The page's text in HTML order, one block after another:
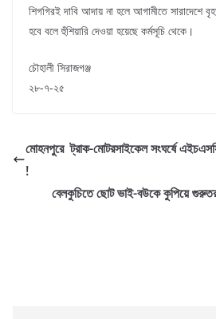
শিগগিরই দাবি আদায় না হলে আগামীতে সারাদেশে
হবে বলে হুঁশিয়ারি দেওয়া হয়েছে কর্মসূচি থেকে।
চৌহালী সিরাজগঞ্জ
২৮-৭-২৫
মোহনপুরে ট্রাক-মোটরসাইকেল সংঘর্ষে এইচএসসি
!
বেলকুচিতে ছোট ভাই-বউকে কুপিয়ে